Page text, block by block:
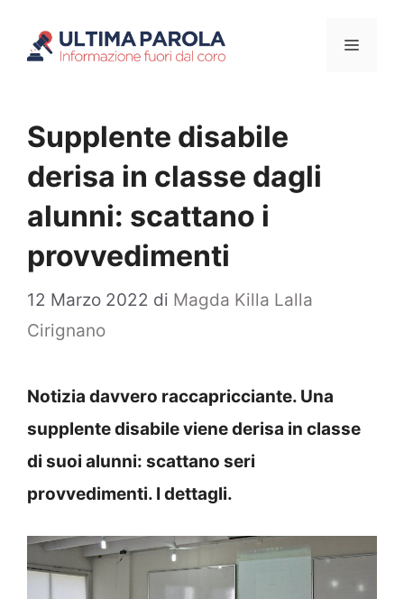
Menu
Supplente disabile
derisa in classe dagli
alunni: scattano i
provvedimenti
12 Marzo 2022 di Magda Killa Lalla
Cirignano
Notizia davvero raccapricciante. Una
supplente disabile viene derisa in classe
di suoi alunni: scattano seri
provvedimenti. I dettagli.